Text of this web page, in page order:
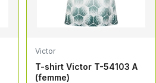
Victor
T-shirt Victor T-54103 A
(femme)